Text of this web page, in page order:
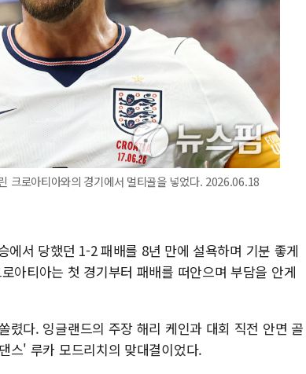
크로아티아와의 경기에서 멀티골을 넣었다. 2026.06.18
서 당했던 1-2 패배를 8년 만에 설욕하며 기분 좋게
아티아는 첫 경기부터 패배를 떠안으며 부담을 안게
렸다. 잉글랜드의 주장 해리 케인과 대회 직전 안면 골
스' 루카 모드리치의 맞대결이었다.